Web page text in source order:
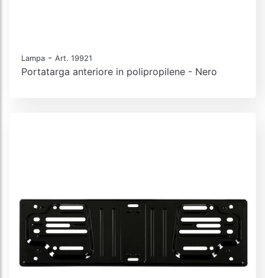
Lampa - Art. 19921
Portatarga anteriore in polipropilene - Nero